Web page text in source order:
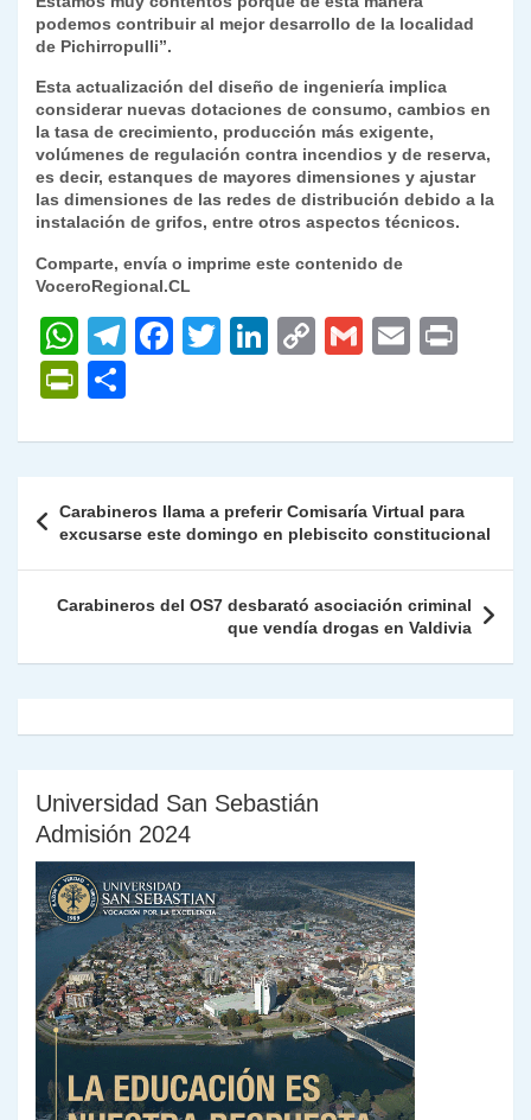
podemos contribuir al mejor desarrollo de la localidad
de Pichirropulli”.
Esta actualización del diseño de ingeniería implica
considerar nuevas dotaciones de consumo, cambios en
la tasa de crecimiento, producción más exigente,
volúmenes de regulación contra incendios y de reserva,
es decir, estanques de mayores dimensiones y ajustar
las dimensiones de las redes de distribución debido a la
instalación de grifos, entre otros aspectos técnicos.
Comparte, envía o imprime este contenido de
VoceroRegional.CL
W
h
at
s
p
p
T
gr
m
F
e
o
o
k
T
er
Li
e
n
C
y
n
k
G
l
E
l
P
nt
Fr
ie
n
dl
m
ar
tir
de
entradas
Carabineros llama a preferir Comisaría Virtual para
excusarse este domingo en plebiscito constitucional
Carabineros del OS7 desbarató asociación criminal
que vendía drogas en Valdivia
Universidad San Sebastián
Admisión 2024